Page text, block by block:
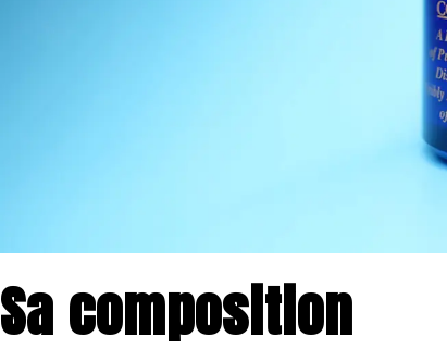
Sa composition